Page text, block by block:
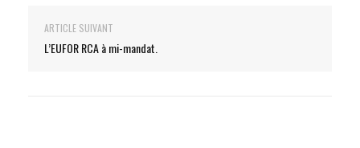
ARTICLE SUIVANT
L’EUFOR RCA à mi-mandat.